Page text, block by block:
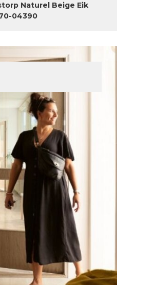
Naturel Beige Eik
04390